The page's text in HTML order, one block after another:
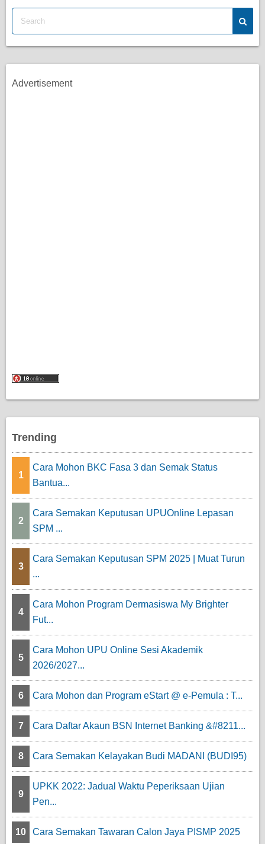
Advertisement
Trending
1
Cara Mohon BKC Fasa 3 dan Semak Status
Bantua...
2
Cara Semakan Keputusan UPUOnline Lepasan
SPM ...
3
Cara Semakan Keputusan SPM 2025 | Muat Turun
...
4
Cara Mohon Program Dermasiswa My Brighter
Fut...
5
Cara Mohon UPU Online Sesi Akademik
2026/2027...
6 Cara Mohon dan Program eStart @ e-Pemula : T...
7 Cara Daftar Akaun BSN Internet Banking &#8211...
8 Cara Semakan Kelayakan Budi MADANI (BUDI95)
9
UPKK 2022: Jadual Waktu Peperiksaan Ujian
Pen...
10 Cara Semakan Tawaran Calon Jaya PISMP 2025